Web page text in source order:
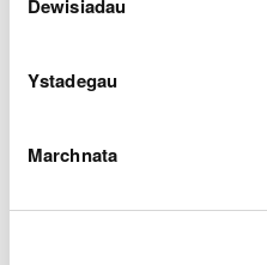
Dewisiadau
Ystadegau
Marchnata
gyflwynir gan y
Genedlaethol ar
gwahanol o
stoc carbon,
mae hefyd
gyfer
y dull adfer yn